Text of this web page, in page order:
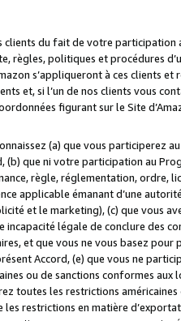
clients du fait de votre
règles, politiques et procédures
s’appliqueront à ces clients
et, si l’un de nos clients vous
figurant sur le Site
(a) que vous participerez
(b) que ni votre participation au
règle, réglementation, ordre,
applicable émanant d’une
et le marketing), (c) que vous
incapacité légale de conclure des
et que vous ne vous basez
Accord, (e) que vous ne
ou de sanctions conformes
toutes les restrictions
les restrictions en matière